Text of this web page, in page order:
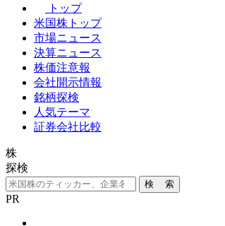
トップ
米国株トップ
市場ニュース
決算ニュース
株価注意報
会社開示情報
銘柄探検
人気テーマ
証券会社比較
株
探検
検 索
PR